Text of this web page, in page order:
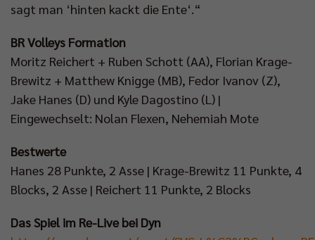
sagt man ‘hinten kackt die Ente‘.“
BR Volleys Formation
Moritz Reichert + Ruben Schott (AA), Florian Krage-
Brewitz + Matthew Knigge (MB), Fedor Ivanov (Z),
Jake Hanes (D) und Kyle Dagostino (L) |
Eingewechselt: Nolan Flexen, Nehemiah Mote
Bestwerte
Hanes 28 Punkte, 2 Asse | Krage-Brewitz 11 Punkte, 4
Blocks, 2 Asse | Reichert 11 Punkte, 2 Blocks
Das Spiel im Re-Live bei Dyn